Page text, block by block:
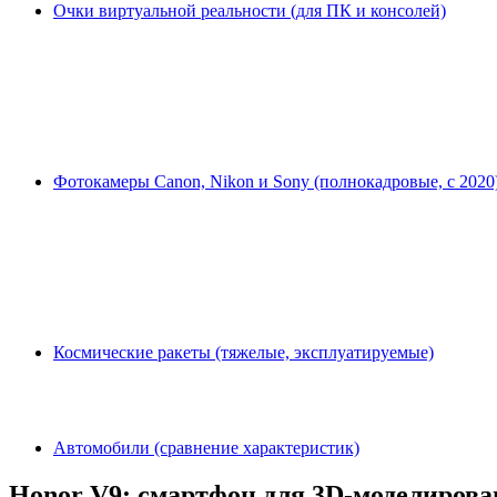
Очки виртуальной реальности (для ПК и консолей)
Фотокамеры Canon, Nikon и Sony (полнокадровые, с
Космические ракеты (тяжелые, эксплуатируемые)
Автомобили (сравнение характеристик)